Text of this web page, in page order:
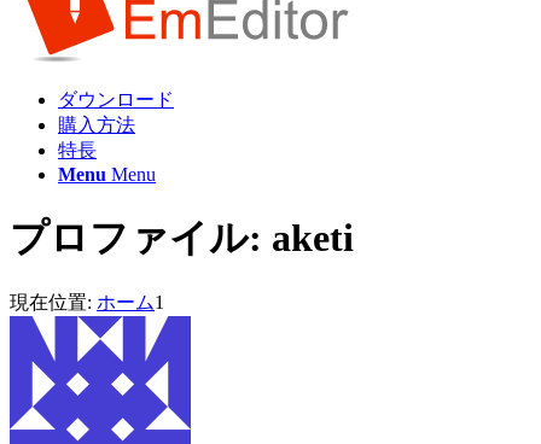
ダウンロード
購入方法
特長
Menu Menu
プロファイル: aketi
現在位置: ホーム1